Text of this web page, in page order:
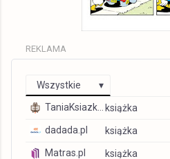
REKLAMA
Wszystkie
TaniaKsiazka.pl
książka
dadada.pl
książka
Matras.pl
książka